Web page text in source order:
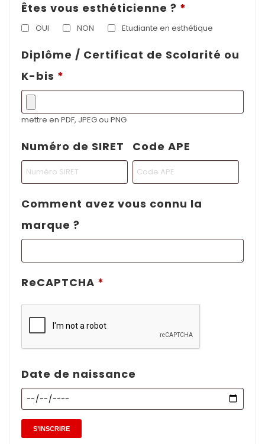
Êtes vous esthéticienne ? *
OUI NON Etudiante en esthétique
Diplôme / Certificat de Scolarité ou
K-bis *
mettre en PDF, JPEG ou PNG
Numéro de SIRET Code APE
Comment avez vous connu la
marque ?
ReCAPTCHA *
Date de naissance
S’INSCRIRE